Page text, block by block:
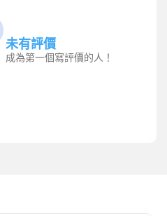
未有評價
成為第一個寫評價的人！